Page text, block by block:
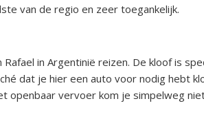
van de regio en zeer toegankelijk.
in Argentinië reizen. De kloof is
dat je hier een auto voor nodig hebt
openbaar vervoer kom je simpelweg